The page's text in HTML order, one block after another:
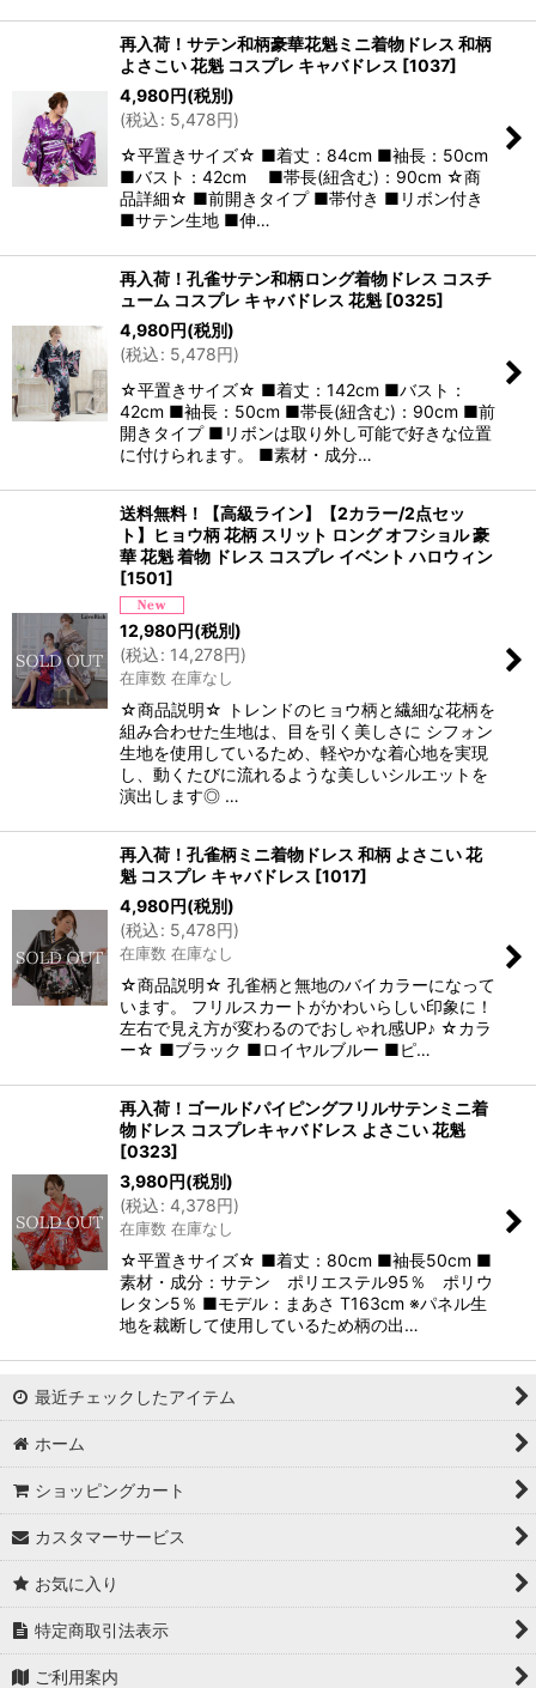
再入荷！サテン和柄豪華花魁ミニ着物ドレス 和柄
よさこい 花魁 コスプレ キャバドレス [1037]
4,980円(税別)
(税込: 5,478円)
☆平置きサイズ☆ ■着丈：84cm ■袖長：50cm
■バスト：42cm ■帯長(紐含む)：90cm ☆商
品詳細☆ ■前開きタイプ ■帯付き ■リボン付き
■サテン生地 ■伸…
再入荷！孔雀サテン和柄ロング着物ドレス コスチ
ューム コスプレ キャバドレス 花魁 [0325]
4,980円(税別)
(税込: 5,478円)
☆平置きサイズ☆ ■着丈：142cm ■バスト：
42cm ■袖長：50cm ■帯長(紐含む)：90cm ■前
開きタイプ ■リボンは取り外し可能で好きな位置
に付けられます。 ■素材・成分…
送料無料！【高級ライン】【2カラー/2点セッ
ト】ヒョウ柄 花柄 スリット ロング オフショル 豪
華 花魁 着物 ドレス コスプレ イベント ハロウィン
[1501]
12,980円(税別)
(税込: 14,278円)
在庫数 在庫なし
☆商品説明☆ トレンドのヒョウ柄と繊細な花柄を
組み合わせた生地は、目を引く美しさに シフォン
生地を使用しているため、軽やかな着心地を実現
し、動くたびに流れるような美しいシルエットを
演出します◎ …
再入荷！孔雀柄ミニ着物ドレス 和柄 よさこい 花
魁 コスプレ キャバドレス [1017]
4,980円(税別)
(税込: 5,478円)
在庫数 在庫なし
☆商品説明☆ 孔雀柄と無地のバイカラーになって
います。 フリルスカートがかわいらしい印象に！
左右で見え方が変わるのでおしゃれ感UP♪ ☆カラ
ー☆ ■ブラック ■ロイヤルブルー ■ピ…
再入荷！ゴールドパイピングフリルサテンミニ着
物ドレス コスプレキャバドレス よさこい 花魁
[0323]
3,980円(税別)
(税込: 4,378円)
在庫数 在庫なし
☆平置きサイズ☆ ■着丈：80cm ■袖長50cm ■
素材・成分：サテン ポリエステル95％ ポリウ
レタン5％ ■モデル：まあさ T163cm ※パネル生
地を裁断して使用しているため柄の出…
最近チェックしたアイテム
ホーム
ショッピングカート
カスタマーサービス
お気に入り
特定商取引法表示
ご利用案内